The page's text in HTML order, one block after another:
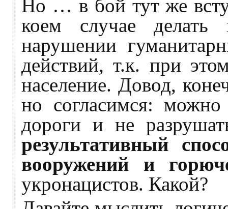
Но … в бой тут же
коем случае
нарушении
действий, т.к. при
население. Довод,
но согласимся:
дороги и не
результативный
вооружений и
укронацистов. Какой?